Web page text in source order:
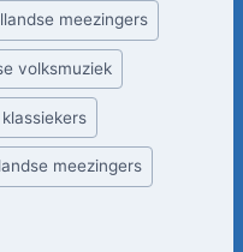
meezingers
volksmuziek
meezingers